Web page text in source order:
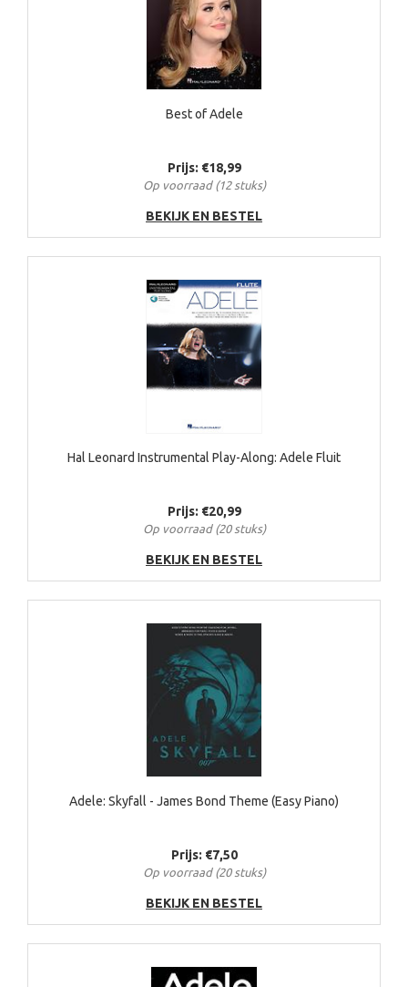
Best of Adele
Prijs: €18,99
Op voorraad (12 stuks)
BEKIJK EN BESTEL
Hal Leonard Instrumental Play-Along: Adele Fluit
Prijs: €20,99
Op voorraad (20 stuks)
BEKIJK EN BESTEL
Adele: Skyfall - James Bond Theme (Easy Piano)
Prijs: €7,50
Op voorraad (20 stuks)
BEKIJK EN BESTEL